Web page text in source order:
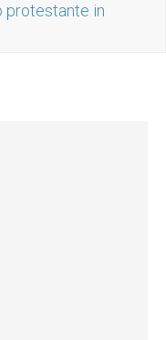
protestante in